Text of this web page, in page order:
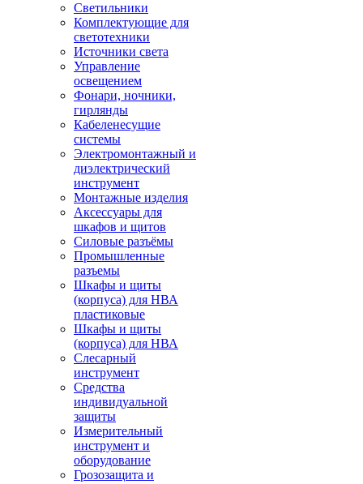
Светильники
Комплектующие для
светотехники
Источники света
Управление
освещением
Фонари, ночники,
гирлянды
Кабеленесущие
системы
Электромонтажный и
диэлектрический
инструмент
Монтажные изделия
Аксессуары для
шкафов и щитов
Силовые разъёмы
Промышленные
разъемы
Шкафы и щиты
(корпуса) для НВА
пластиковые
Шкафы и щиты
(корпуса) для НВА
Слесарный
инструмент
Средства
индивидуальной
защиты
Измерительный
инструмент и
оборудование
Грозозащита и